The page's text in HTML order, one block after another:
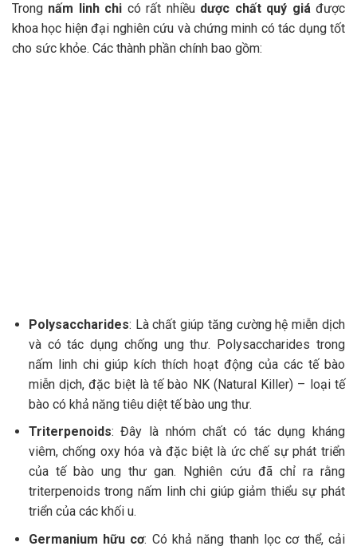
Trong nấm linh chi có rất nhiều dược chất quý giáđược
khoa học hiện đại nghiên cứu và chứng minh có tác dụng tốt
cho sức khỏe. Các thành phần chính bao gồm:
Polysaccharides: Là chất giúp tăng cường hệ miễn dịch
và có tác dụng chống ung thư. Polysaccharides trong
nấm linh chi giúp kích thích hoạt động của các tế bào
miễn dịch, đặc biệt là tế bào NK (Natural Killer) – loại tế
bào có khả năng tiêu diệt tế bào ung thư.
Triterpenoids: Đây là nhóm chất có tác dụng kháng
viêm, chống oxy hóa và đặc biệt là ức chế sự phát triển
của tế bào ung thư gan. Nghiên cứu đã chỉ ra rằng
triterpenoids trong nấm linh chi giúp giảm thiểu sự phát
triển của các khối u.
Germanium hữu cơ: Có khả năng thanh lọc cơ thể, cải